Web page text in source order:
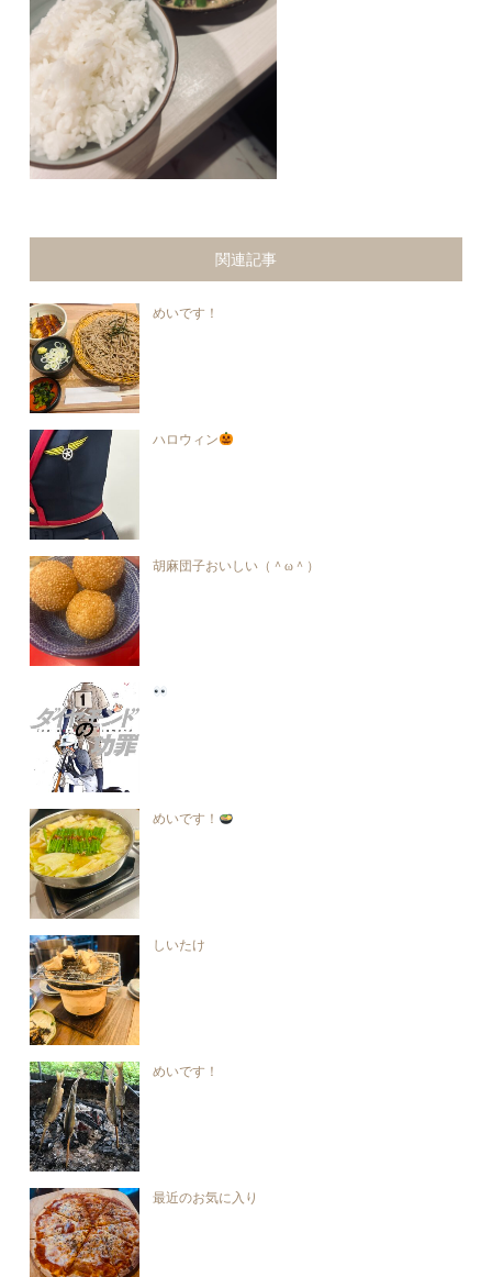
関連記事
めいです！
ハロウィン
胡麻団子おいしい（＾ω＾）
めいです！
しいたけ
めいです！
最近のお気に入り